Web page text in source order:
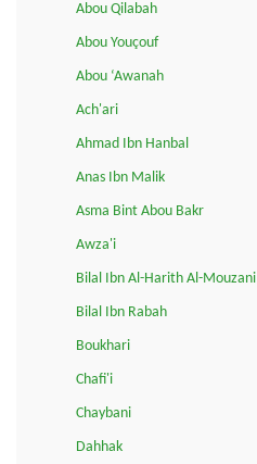
Abou Qilabah
Abou Youçouf
Abou ‘Awanah
Ach'ari
Ahmad Ibn Hanbal
Anas Ibn Malik
Asma Bint Abou Bakr
Awza'i
Bilal Ibn Al-Harith Al-Mouzani
Bilal Ibn Rabah
Boukhari
Chafi'i
Chaybani
Dahhak